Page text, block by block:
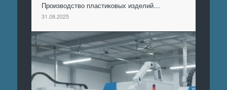
Производство пластиковых изделий…
31.08.2025